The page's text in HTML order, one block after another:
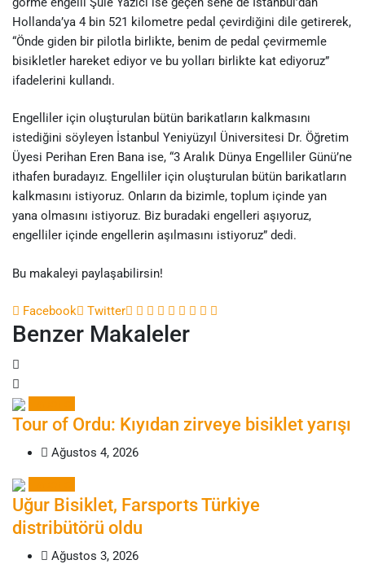
Hollanda’ya 4 bin 521 kilometre pedal çevirdiğini dile getirerek,
“Önde giden bir pilotla birlikte, benim de pedal çevirmemle
bisikletler hareket ediyor ve bu yolları birlikte kat ediyoruz”
ifadelerini kullandı.
Engelliler için oluşturulan bütün barikatların kalkmasını
istediğini söyleyen İstanbul Yeniyüzyıl Üniversitesi Dr. Öğretim
Üyesi Perihan Eren Bana ise, “3 Aralık Dünya Engelliler Günü’ne
ithafen buradayız. Engelliler için oluşturulan bütün barikatların
kalkmasını istiyoruz. Onların da bizimle, toplum içinde yan
yana olmasını istiyoruz. Biz buradaki engelleri aşıyoruz,
engelliler içinde engellerin aşılmasını istiyoruz” dedi.
Bu makaleyi paylaşabilirsin!
Facebook Twitter Google+
LinkedIn
Whatsapp
StumbleUpon
Tumblr
Pinterest
Reddit
Share
Benzer Makaleler
Tour of Ordu: Kıyıdan zirveye bisiklet yarışı
Ağustos 4, 2026
Uğur Bisiklet, Farsports Türkiye
distribütörü oldu
Ağustos 3, 2026